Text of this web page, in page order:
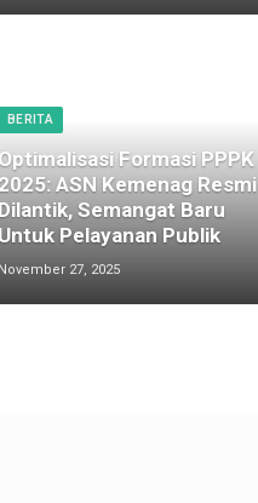
BERITA
Formasi PPPK
2025: ASN Kemenag Resmi
Semangat Baru
Pelayanan Publik
November 27, 2025